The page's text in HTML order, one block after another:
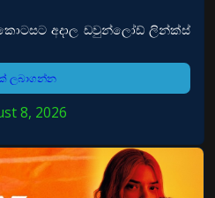
අදාල ඩවුන්ලෝඩ් ලින්ක්ස්
ලබාගන්න
8, 2026